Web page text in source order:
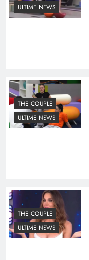
ULTIME NEWS
THE COUPLE
ULTIME NEWS
THE COUPLE
ULTIME NEWS